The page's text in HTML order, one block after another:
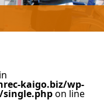
kaigo.biz/wp-
on line